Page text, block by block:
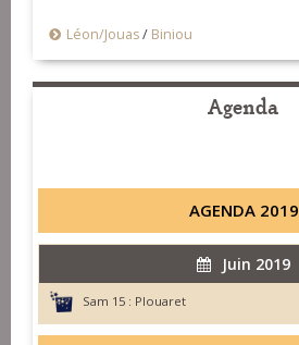
Léon/Jouas/ Biniou
Agenda
AGENDA 2019
Juin 2019
Sam 15 : Plouaret